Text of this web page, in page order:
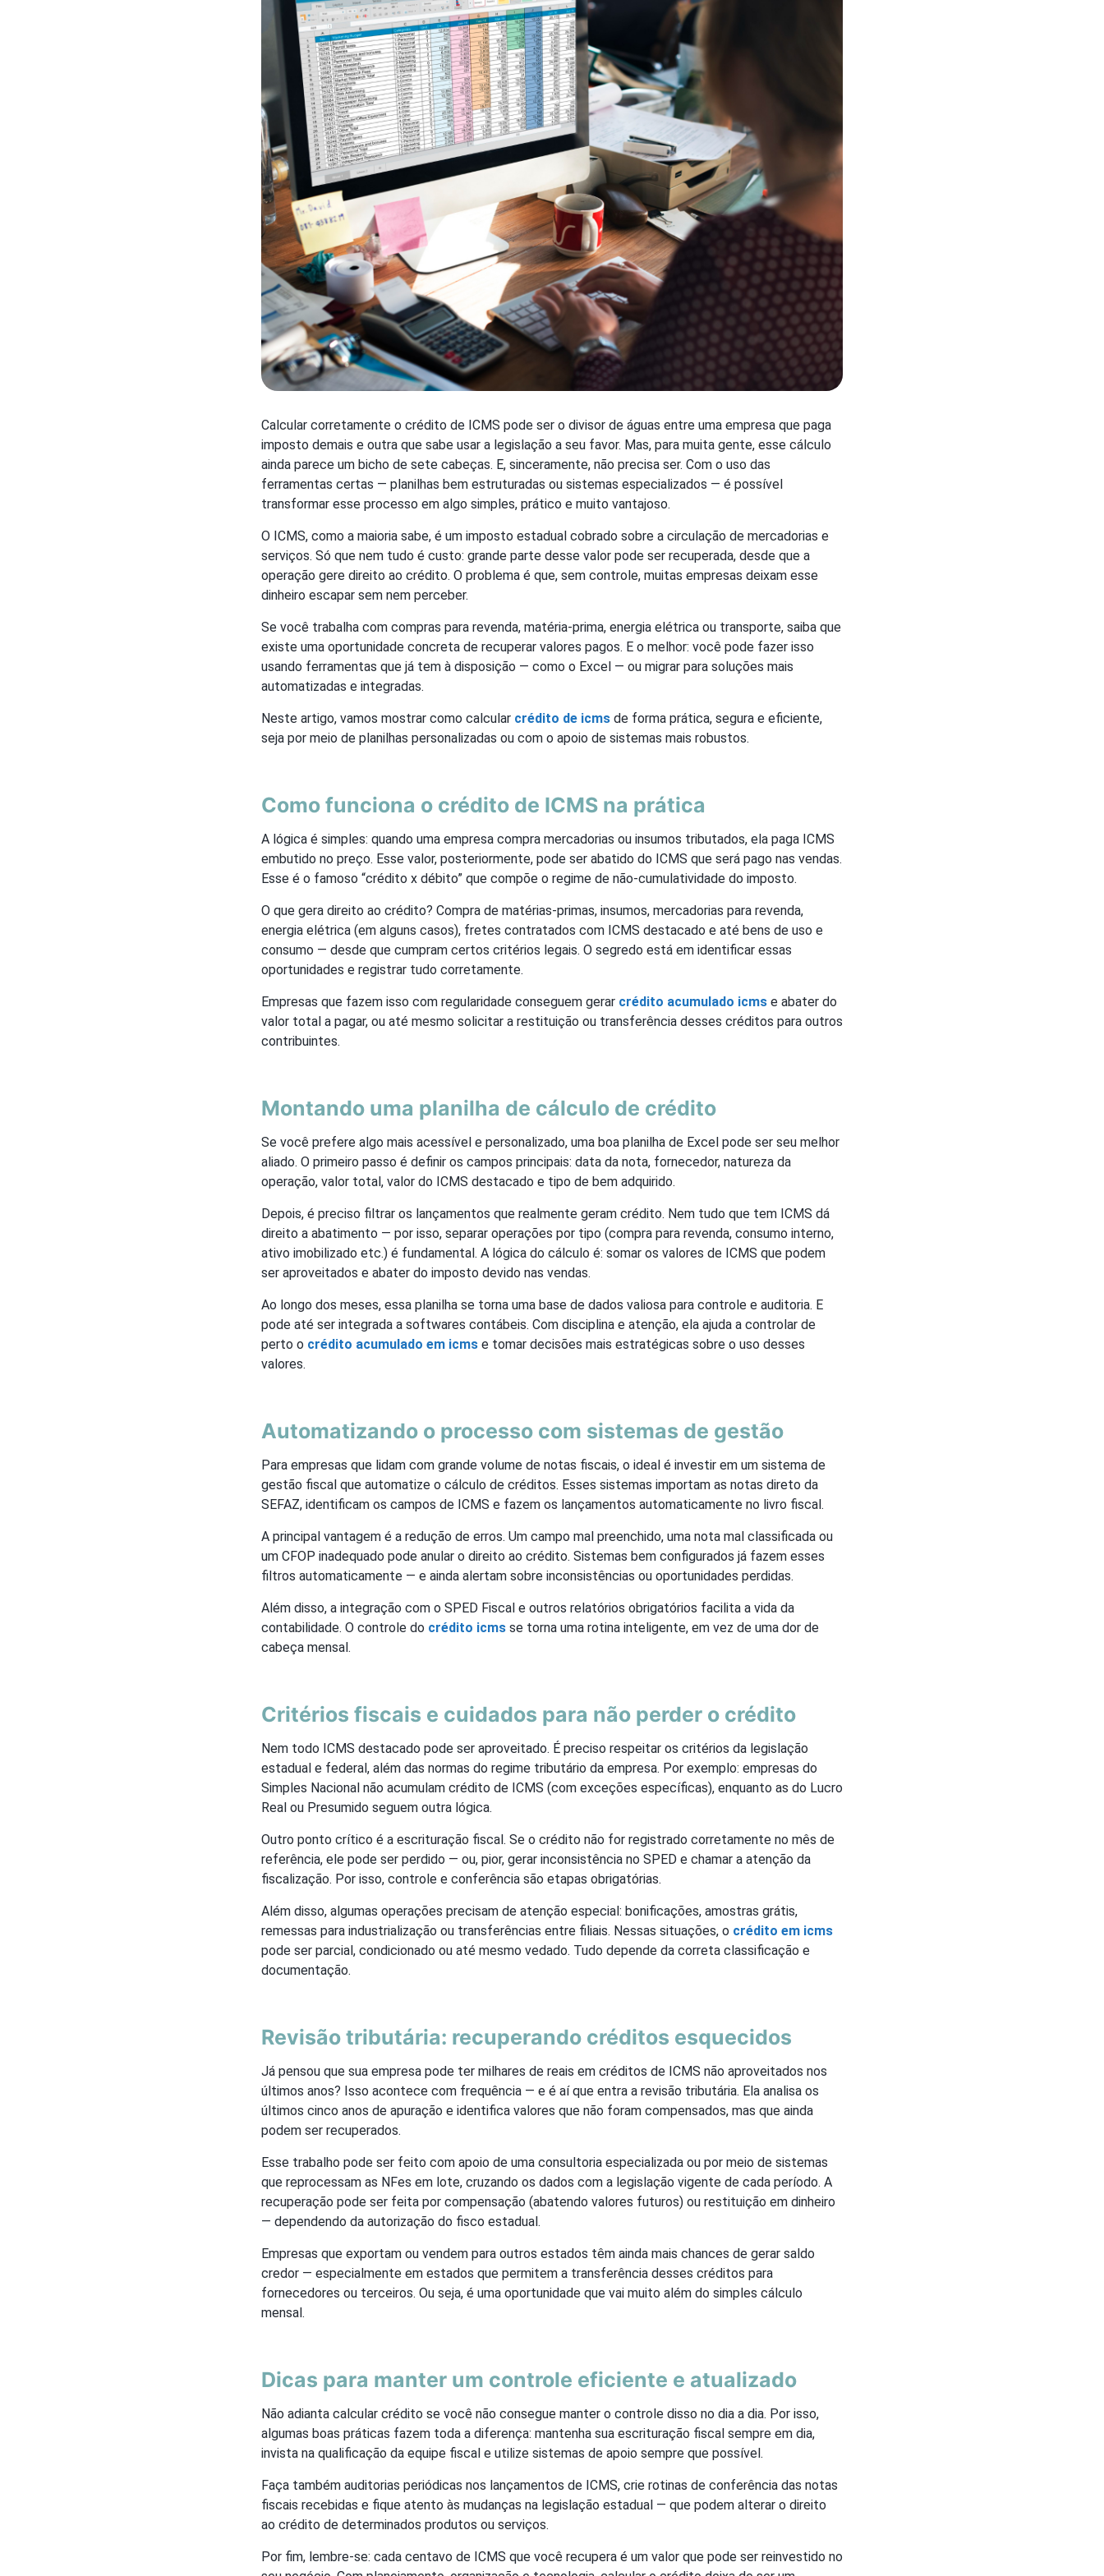
Calcular corretamente o crédito de ICMS pode ser o divisor de águas entre uma empresa que paga
imposto demais e outra que sabe usar a legislação a seu favor. Mas, para muita gente, esse cálculo
ainda parece um bicho de sete cabeças. E, sinceramente, não precisa ser. Com o uso das
ferramentas certas — planilhas bem estruturadas ou sistemas especializados — é possível
transformar esse processo em algo simples, prático e muito vantajoso.
O ICMS, como a maioria sabe, é um imposto estadual cobrado sobre a circulação de mercadorias e
serviços. Só que nem tudo é custo: grande parte desse valor pode ser recuperada, desde que a
operação gere direito ao crédito. O problema é que, sem controle, muitas empresas deixam esse
dinheiro escapar sem nem perceber.
Se você trabalha com compras para revenda, matéria-prima, energia elétrica ou transporte, saiba que
existe uma oportunidade concreta de recuperar valores pagos. E o melhor: você pode fazer isso
usando ferramentas que já tem à disposição — como o Excel — ou migrar para soluções mais
automatizadas e integradas.
Neste artigo, vamos mostrar como calcular crédito de icms de forma prática, segura e eficiente,
seja por meio de planilhas personalizadas ou com o apoio de sistemas mais robustos.
Como funciona o crédito de ICMS na prática
A lógica é simples: quando uma empresa compra mercadorias ou insumos tributados, ela paga ICMS
embutido no preço. Esse valor, posteriormente, pode ser abatido do ICMS que será pago nas vendas.
Esse é o famoso “crédito x débito” que compõe o regime de não-cumulatividade do imposto.
O que gera direito ao crédito? Compra de matérias-primas, insumos, mercadorias para revenda,
energia elétrica (em alguns casos), fretes contratados com ICMS destacado e até bens de uso e
consumo — desde que cumpram certos critérios legais. O segredo está em identificar essas
oportunidades e registrar tudo corretamente.
Empresas que fazem isso com regularidade conseguem gerar crédito acumulado icms e abater do
valor total a pagar, ou até mesmo solicitar a restituição ou transferência desses créditos para outros
contribuintes.
Montando uma planilha de cálculo de crédito
Se você prefere algo mais acessível e personalizado, uma boa planilha de Excel pode ser seu melhor
aliado. O primeiro passo é definir os campos principais: data da nota, fornecedor, natureza da
operação, valor total, valor do ICMS destacado e tipo de bem adquirido.
Depois, é preciso filtrar os lançamentos que realmente geram crédito. Nem tudo que tem ICMS dá
direito a abatimento — por isso, separar operações por tipo (compra para revenda, consumo interno,
ativo imobilizado etc.) é fundamental. A lógica do cálculo é: somar os valores de ICMS que podem
ser aproveitados e abater do imposto devido nas vendas.
Ao longo dos meses, essa planilha se torna uma base de dados valiosa para controle e auditoria. E
pode até ser integrada a softwares contábeis. Com disciplina e atenção, ela ajuda a controlar de
perto o crédito acumulado em icms e tomar decisões mais estratégicas sobre o uso desses
valores.
Automatizando o processo com sistemas de gestão
Para empresas que lidam com grande volume de notas fiscais, o ideal é investir em um sistema de
gestão fiscal que automatize o cálculo de créditos. Esses sistemas importam as notas direto da
SEFAZ, identificam os campos de ICMS e fazem os lançamentos automaticamente no livro fiscal.
A principal vantagem é a redução de erros. Um campo mal preenchido, uma nota mal classificada ou
um CFOP inadequado pode anular o direito ao crédito. Sistemas bem configurados já fazem esses
filtros automaticamente — e ainda alertam sobre inconsistências ou oportunidades perdidas.
Além disso, a integração com o SPED Fiscal e outros relatórios obrigatórios facilita a vida da
contabilidade. O controle do crédito icms se torna uma rotina inteligente, em vez de uma dor de
cabeça mensal.
Critérios fiscais e cuidados para não perder o crédito
Nem todo ICMS destacado pode ser aproveitado. É preciso respeitar os critérios da legislação
estadual e federal, além das normas do regime tributário da empresa. Por exemplo: empresas do
Simples Nacional não acumulam crédito de ICMS (com exceções específicas), enquanto as do Lucro
Real ou Presumido seguem outra lógica.
Outro ponto crítico é a escrituração fiscal. Se o crédito não for registrado corretamente no mês de
referência, ele pode ser perdido — ou, pior, gerar inconsistência no SPED e chamar a atenção da
fiscalização. Por isso, controle e conferência são etapas obrigatórias.
Além disso, algumas operações precisam de atenção especial: bonificações, amostras grátis,
remessas para industrialização ou transferências entre filiais. Nessas situações, o crédito em icms
pode ser parcial, condicionado ou até mesmo vedado. Tudo depende da correta classificação e
documentação.
Revisão tributária: recuperando créditos esquecidos
Já pensou que sua empresa pode ter milhares de reais em créditos de ICMS não aproveitados nos
últimos anos? Isso acontece com frequência — e é aí que entra a revisão tributária. Ela analisa os
últimos cinco anos de apuração e identifica valores que não foram compensados, mas que ainda
podem ser recuperados.
Esse trabalho pode ser feito com apoio de uma consultoria especializada ou por meio de sistemas
que reprocessam as NFes em lote, cruzando os dados com a legislação vigente de cada período. A
recuperação pode ser feita por compensação (abatendo valores futuros) ou restituição em dinheiro
— dependendo da autorização do fisco estadual.
Empresas que exportam ou vendem para outros estados têm ainda mais chances de gerar saldo
credor — especialmente em estados que permitem a transferência desses créditos para
fornecedores ou terceiros. Ou seja, é uma oportunidade que vai muito além do simples cálculo
mensal.
Dicas para manter um controle eficiente e atualizado
Não adianta calcular crédito se você não consegue manter o controle disso no dia a dia. Por isso,
algumas boas práticas fazem toda a diferença: mantenha sua escrituração fiscal sempre em dia,
invista na qualificação da equipe fiscal e utilize sistemas de apoio sempre que possível.
Faça também auditorias periódicas nos lançamentos de ICMS, crie rotinas de conferência das notas
fiscais recebidas e fique atento às mudanças na legislação estadual — que podem alterar o direito
ao crédito de determinados produtos ou serviços.
Por fim, lembre-se: cada centavo de ICMS que você recupera é um valor que pode ser reinvestido no